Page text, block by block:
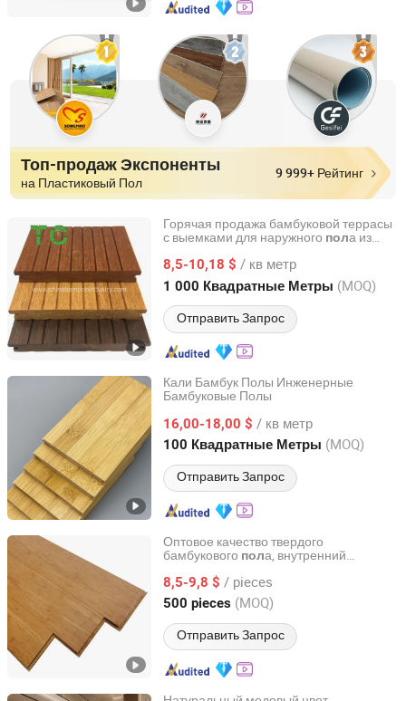
Топ-продаж Экспоненты
на Пластиковый Пол
9 999+ Рейтинг
Горячая продажа бамбуковой террасы
с выемками для наружного пола из
бамбука
8,5-10,18 $ / кв метр
1 000 Квадратные Метры (MOQ)
Отправить Запрос
XIAMEN TWO CITY IMP AND EXP CO., LTD.
Fujian, China с 2015
Кали Бамбук Полы Инженерные
Бамбуковые Полы
16,00-18,00 $ / кв метр
100 Квадратные Метры (MOQ)
Отправить Запрос
BCD Technology Co., Ltd.
Beijing, China с 2006
Оптовое качество твердого
бамбукового пола, внутренний
бамбука, embossed поверхность
8,5-9,8 $ / pieces
500 pieces (MOQ)
Отправить Запрос
XH Construct Co., Ltd
Zhejiang, China с 2024